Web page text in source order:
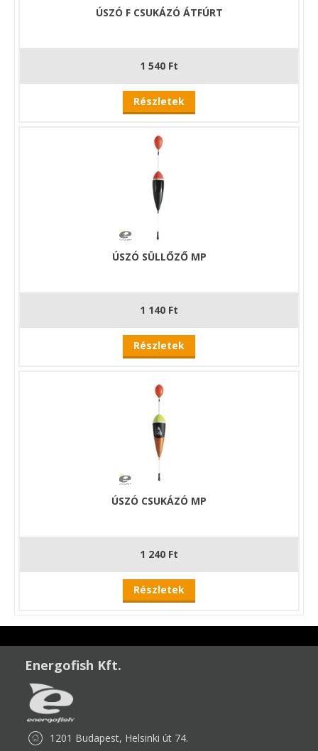
ÚSZÓ F CSUKÁZÓ ÁTFÚRT
1 540 Ft
Részletek
ÚSZÓ SÜLLŐZŐ MP
1 140 Ft
Részletek
ÚSZÓ CSUKÁZÓ MP
1 240 Ft
Részletek
Energofish Kft.
1201 Budapest, Helsinki út 74.